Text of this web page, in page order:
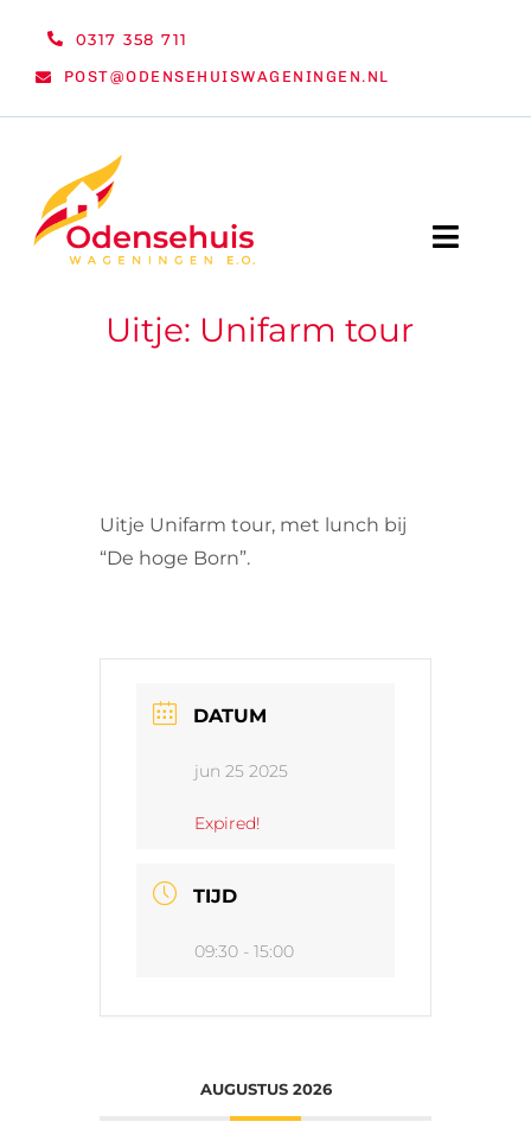
0317 358 711
POST@ODENSEHUISWAGENINGEN.NL
Toggle
WELKOM
ORGANISATIE
CONTACT
Uitje: Unifarm tour
Uitje Unifarm tour, met lunch bij
“De hoge Born”.
DATUM
jun 25 2025
Expired!
TIJD
09:30 - 15:00
AUGUSTUS 2026